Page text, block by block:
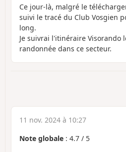
Ce jour-là, malgré le
suivi le tracé du Club Vosgien
long.
Je suivrai l'itinéraire Visorando
randonnée dans ce secteur.
11 nov. 2024 à 10:27
Note globale : 4.7 / 5